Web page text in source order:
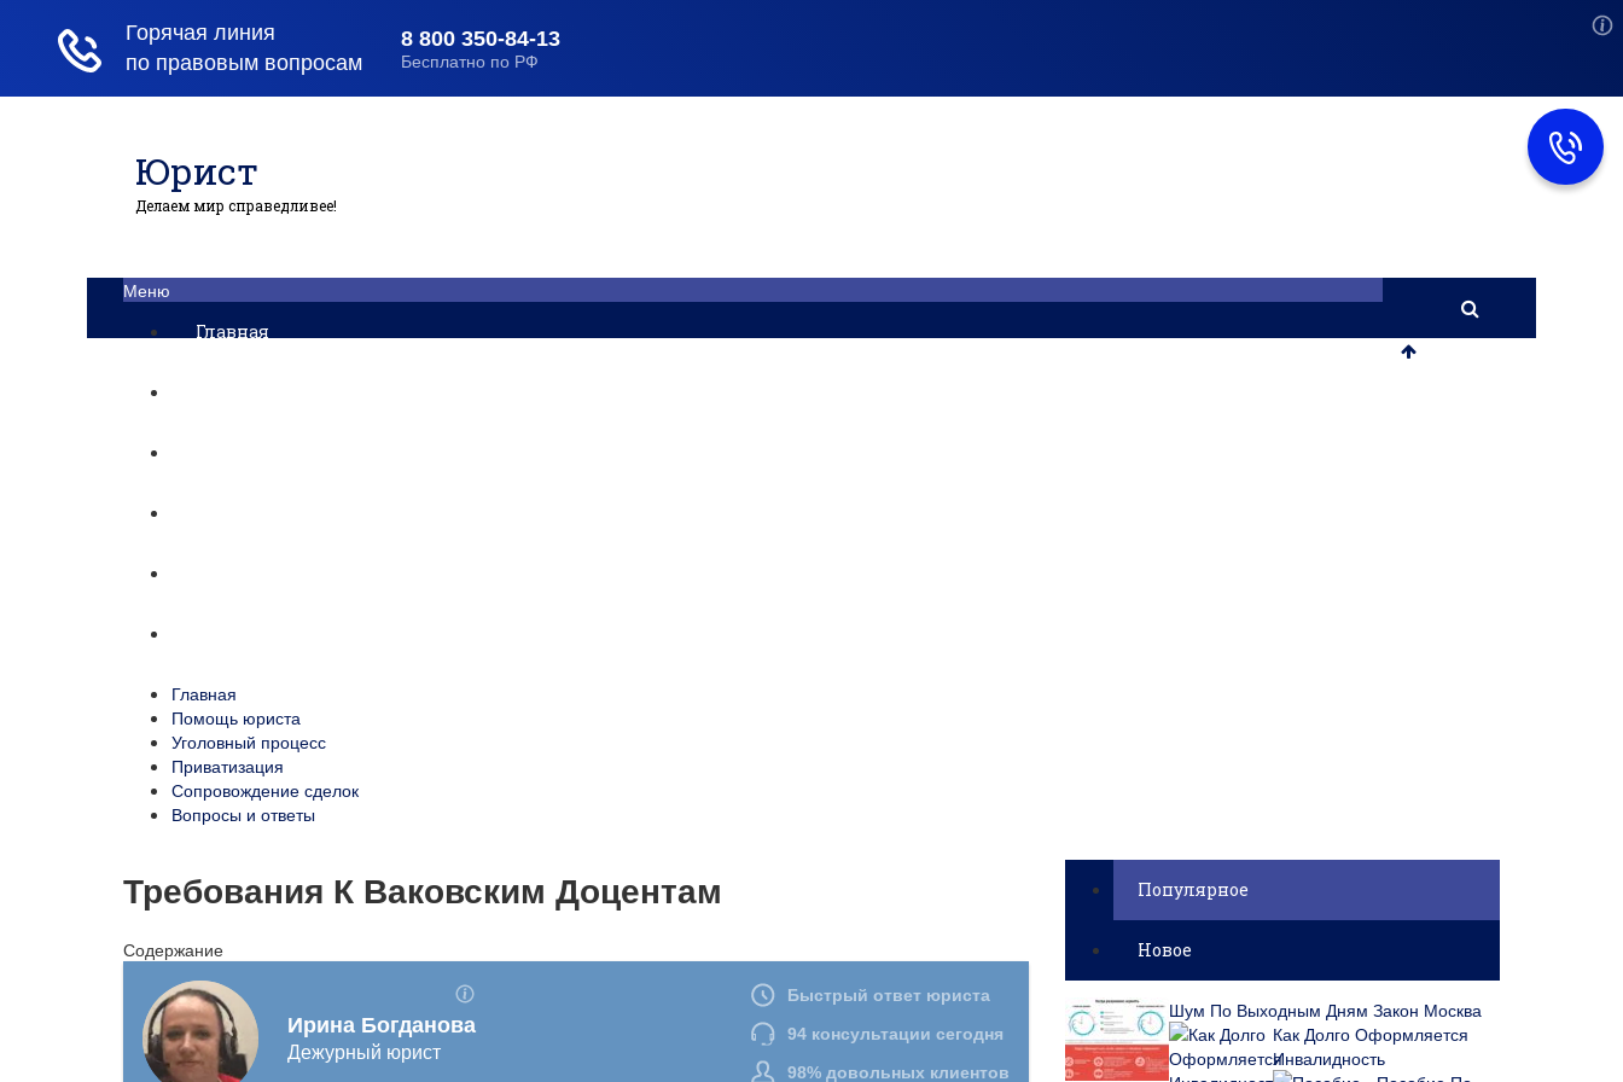
Юрист
Делаем мир справедливее!
Меню
Главная
Главная
Помощь юриста
Уголовный процесс
Приватизация
Сопровождение сделок
Вопросы и ответы
Требования К Ваковским Доцентам
Содержание
Популярное
Новое
Шум По Выходным Дням Закон Москва
Как Долго Оформляется
Инвалидность